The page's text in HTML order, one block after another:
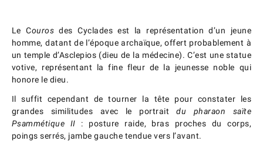
Le Couros des Cyclades est la représentation d’un jeune
homme, datant de l’époque archaïque, offert probablement à
un temple d’Asclepios (dieu de la médecine). C’est une statue
votive, représentant la fine fleur de la jeunesse noble qui
honore le dieu.
Il suffit cependant de tourner la tête pour constater les
grandes similitudes avec le portrait du pharaon saïte
Psammétique II : posture raide, bras proches du corps,
poings serrés, jambe gauche tendue vers l’avant.